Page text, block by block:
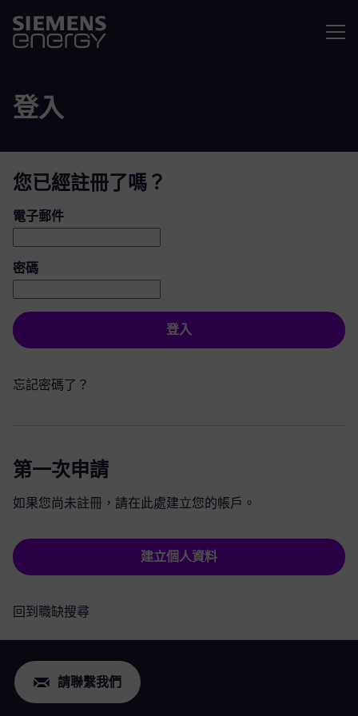
登入
您已經註冊了嗎？
登入：使用者和密碼
電子郵件
密碼
登入
忘記密碼了？
第一次申請
如果您尚未註冊，請在此處建立您的帳戶。
建立個人資料
回到職缺搜尋
請聯繫我們